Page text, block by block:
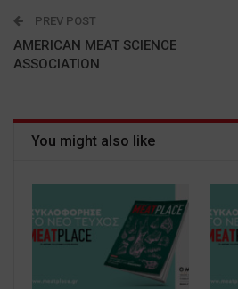
PREV POST
AΜERICAN MEAT SCIENCE
ASSOCIATION
You might also like